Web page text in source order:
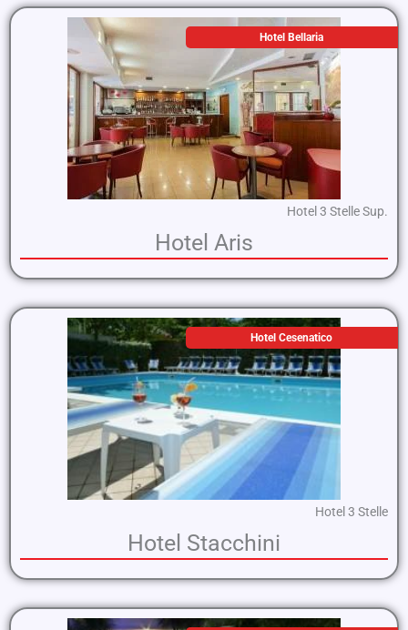
Hotel Bellaria
Hotel 3 Stelle Sup.
Hotel Aris
Hotel Cesenatico
Hotel 3 Stelle
Hotel Stacchini